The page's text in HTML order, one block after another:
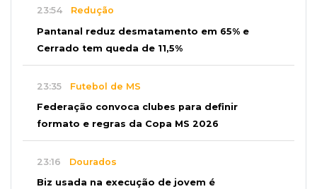
23:54 Redução
Pantanal reduz desmatamento em 65% e
Cerrado tem queda de 11,5%
23:35 Futebol de MS
Federação convoca clubes para definir
formato e regras da Copa MS 2026
23:16 Dourados
Biz usada na execução de jovem é